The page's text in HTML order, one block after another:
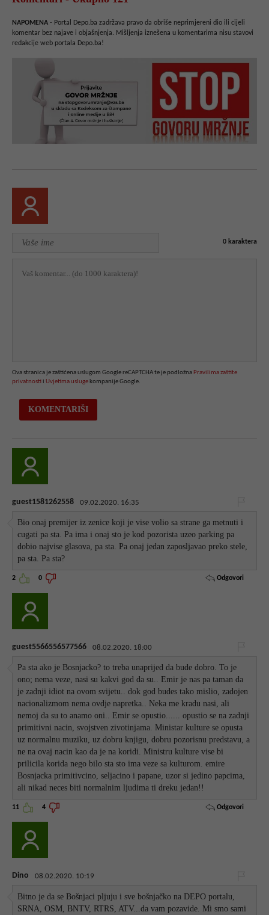
NAPOMENA - Portal Depo.ba zadržava pravo da obriše neprimjereni dio ili cijeli
komentar bez najave i objašnjenja. Mišljenja iznešena u komentarima nisu stavovi
redakcije web portala Depo.ba!
0 karaktera
Ova stranica je zaštićena uslugom Google reCAPTCHA te je podložna Pravilima zaštite
privatnosti i Uvjetima usluge kompanije Google.
guest1581262558 09.02.2020. 16:35
Bio onaj premijer iz zenice koji je vise volio sa strane ga metnuti i
cugati pa sta. Pa ima i onaj sto je kod pozorista uzeo parking pa
dobio najvise glasova, pa sta. Pa onaj jedan zaposljavao preko stele,
pa sta. Pa sta?
2 0 Odgovori
guest5566556577566 08.02.2020. 18:00
Pa sta ako je Bosnjacko? to treba unaprijed da bude dobro. To je
ono; nema veze, nasi su kakvi god da su.. Emir je nas pa taman da
je zadnji idiot na ovom svijetu.. dok god budes tako mislio, zadojen
nacionalizmom nema ovdje napretka.. Neka me kradu nasi, ali
nemoj da su to anamo oni.. Emir se opustio...... opustio se na zadnji
primitivni nacin, svojstven zivotinjama. Ministar kulture se opusta
uz normalnu muziku, uz dobru knjigu, dobru pozorisnu predstavu, a
ne na ovaj nacin kao da je na koridi. Ministru kulture vise bi
prilicila korida nego bilo sta sto ima veze sa kulturom. emire
Bosnjacka primitivcino, seljacino i papane, uzor si jedino papcima,
ali nikad neces biti normalnim ljudima ti dreku jedan!!
11 4 Odgovori
Dino 08.02.2020. 10:19
Bitno je da se Bošnjaci pljuju i sve bošnjačko na DEPO portalu,
SRNA, OSM, BNTV, RTRS, ATV...da vam pozavide. Mi smo sami